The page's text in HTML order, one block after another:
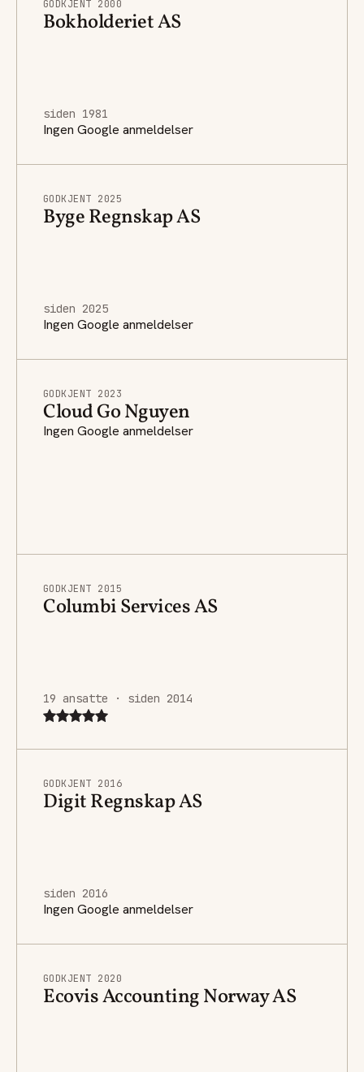
GODKJENT 2000
Bokholderiet AS
siden 1981
Ingen Google anmeldelser
GODKJENT 2025
Byge Regnskap AS
siden 2025
Ingen Google anmeldelser
GODKJENT 2023
Cloud Go Nguyen
Ingen Google anmeldelser
GODKJENT 2015
Columbi Services AS
19 ansatte · siden 2014
GODKJENT 2016
Digit Regnskap AS
siden 2016
Ingen Google anmeldelser
GODKJENT 2020
Ecovis Accounting Norway AS